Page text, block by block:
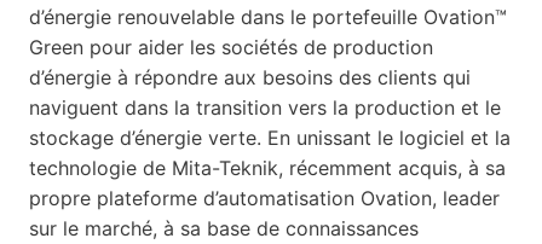
d’énergie renouvelable dans le portefeuille Ovation™
Green pour aider les sociétés de production
d’énergie à répondre aux besoins des clients qui
naviguent dans la transition vers la production et le
stockage d’énergie verte. En unissant le logiciel et la
technologie de Mita-Teknik, récemment acquis, à sa
propre plateforme d’automatisation Ovation, leader
sur le marché, à sa base de connaissances